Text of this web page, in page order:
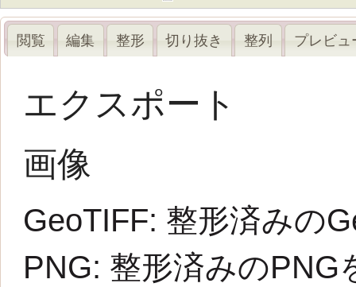
閲覧 編集 整形 切り抜き 整列 プレビュ
エクスポート
画像
GeoTIFF: 整形済みの
PNG: 整形済みのPNG